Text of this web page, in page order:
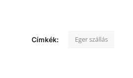
Címkék: Eger szállás